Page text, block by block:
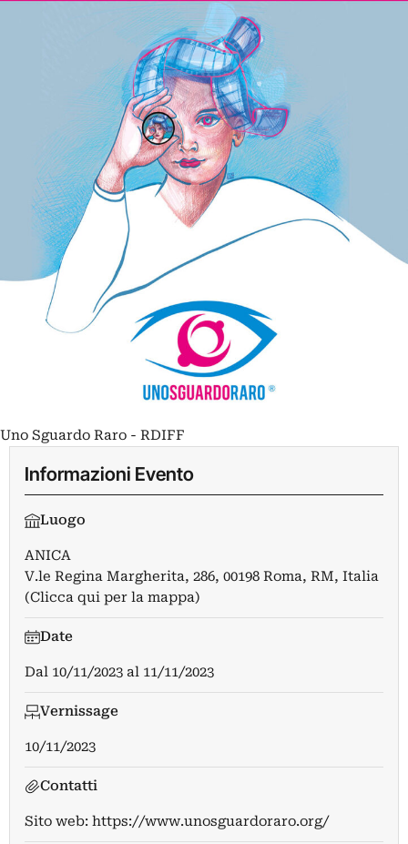
Uno Sguardo Raro - RDIFF
Informazioni Evento
Luogo
ANICA
V.le Regina Margherita, 286, 00198 Roma, RM, Italia
(Clicca qui per la mappa)
Date
Dal 10/11/2023 al 11/11/2023
Vernissage
10/11/2023
Contatti
Sito web: https://www.unosguardoraro.org/